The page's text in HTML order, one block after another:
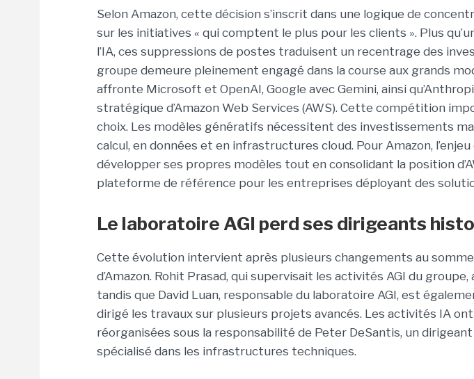
Selon Amazon, cette décision s’inscrit dans une logique de
sur les initiatives « qui comptent le plus pour les clients ». Plus
l’IA, ces suppressions de postes traduisent un recentrage des
groupe demeure pleinement engagé dans la course aux grands
affronte Microsoft et OpenAI, Google avec Gemini, ainsi
stratégique d’Amazon Web Services (AWS). Cette compétition
choix. Les modèles génératifs nécessitent des investissements
calcul, en données et en infrastructures cloud. Pour Amazon,
développer ses propres modèles tout en consolidant la position
plateforme de référence pour les entreprises déployant des
Le laboratoire AGI perd ses dirigeants
Cette évolution intervient après plusieurs changements au
d’Amazon. Rohit Prasad, qui supervisait les activités AGI du
tandis que David Luan, responsable du laboratoire AGI, est
dirigé les travaux sur plusieurs projets avancés. Les activités IA
réorganisées sous la responsabilité de Peter DeSantis, un dirigeant
spécialisé dans les infrastructures techniques.